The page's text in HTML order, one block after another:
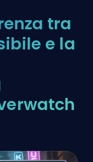
tra
e la